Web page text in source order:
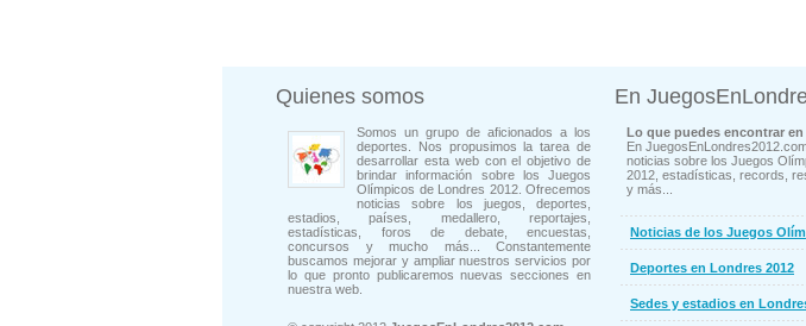
Quienes somos
Somos un grupo de aficionados a los
deportes. Nos propusimos la tarea de
desarrollar esta web con el objetivo de
brindar información sobre los Juegos
Olímpicos de Londres 2012. Ofrecemos
noticias sobre los juegos, deportes,
estadios, países, medallero, reportajes,
estadísticas, foros de debate, encuestas,
concursos y mucho más... Constantemente
buscamos mejorar y ampliar nuestros servicios por
lo que pronto publicaremos nuevas secciones en
nuestra web.
En
Lo que puedes encontrar
En
noticias sobre los Juegos
2012, estadísticas, records,
y más...
Noticias de los Juegos
Deportes en Londres 2012
Sedes y estadios en